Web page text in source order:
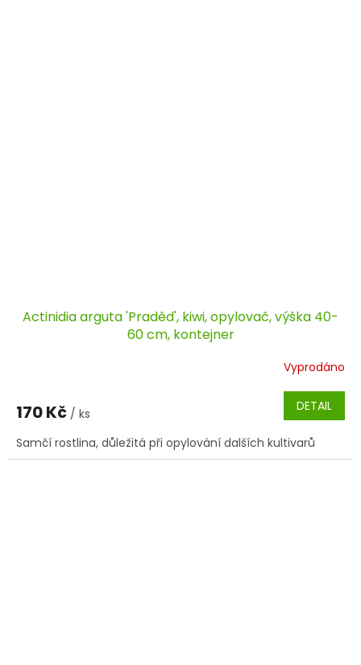
Actinidia arguta 'Praděd', kiwi, opylovač, výška 40-
60 cm, kontejner
Vyprodáno
170 Kč / ks DETAIL
Samčí rostlina, důležitá při opylování dalších kultivarů